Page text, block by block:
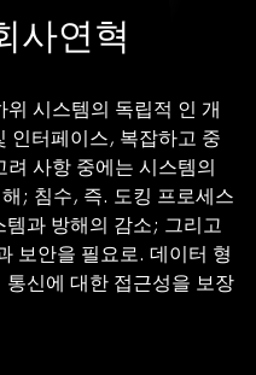
사연혁
시스템의 독립적 인 개
인터페이스, 복잡하고 중
사항 중에는 시스템의
; 침수, 즉. 도킹 프로세스
과 방해의 감소; 그리고
보안을 필요로. 데이터 형
신에 대한 접근성을 보장